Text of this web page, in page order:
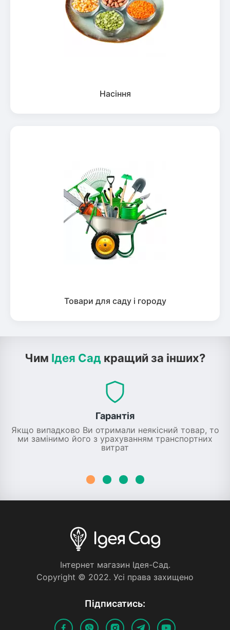
Насіння
Товари для саду і городу
Чим Ідея Сад кращий за інших?
Гарантія
Якщо випадково Ви отримали неякісний товар, то
ми замінимо його з урахуванням транспортних
витрат
Iнтернет магазин Iдея-Сад.
Copyright © 2022. Усi права захищено
Пiдписатись: